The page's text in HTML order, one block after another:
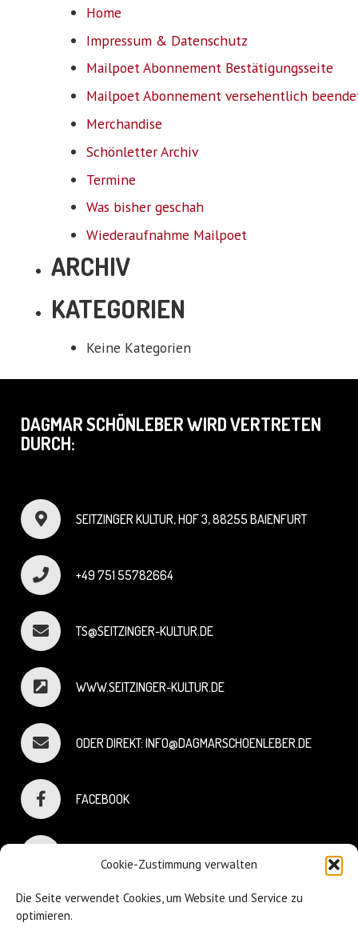
Cookie-Zustimmung verwalten
Die Seite verwendet Cookies, um Website und Service zu
optimieren.
Home
Impressum & Datenschutz
Mailpoet Abonnement Bestätigungsseite
Mailpoet Abonnement versehentlich
Merchandise
Schönletter Archiv
Termine
Was bisher geschah
Wiederaufnahme Mailpoet
ARCHIV
KATEGORIEN
Keine Kategorien
DAGMAR SCHÖNLEBER WIRD VERTRETEN
DURCH:
SEITZINGER KULTUR, HOF 3, 88255 BAIENFURT
+49 751 55782664
TS@SEITZINGER-KULTUR.DE
WWW.SEITZINGER-KULTUR.DE
ODER DIREKT: INFO@DAGMARSCHOENLEBER.DE
FACEBOOK